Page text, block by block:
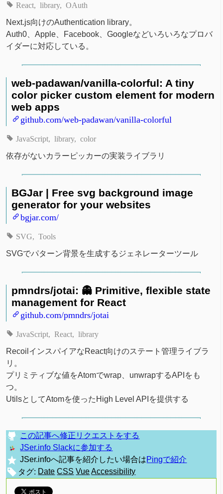
React library OAuth
Next.js向けのAuthentication library。
Auth0、Apple、Facebook、Googleなどいろいろなプロバ
イダーに対応している。
web-padawan/vanilla-colorful: A tiny
color picker custom element for modern
web apps
github.com/web-padawan/vanilla-colorful
JavaScript library color
依存がないカラーピッカーの実装ライブラリ
BGJar | Free svg background image
generator for your websites
bgjar.com/
SVG Tools
SVGでパターン背景を生成するジェネレーターツール
pmndrs/jotai: 👻 Primitive, flexible state
management for React
github.com/pmndrs/jotai
JavaScript React library
RecoilインスパイアなReact向けのステート管理ライブラ
リ。
プリミティブな値をAtomでwrap、unwrapするAPIをも
つ。
UtilsとしてAtomを使ったHigh Level APIを提供する
この記事へ修正リクエストをする
JSer.info Slackに参加する
JSer.infoへ記事を紹介したい場合はPingで紹介
タグ: Date CSS Vue Accessibility